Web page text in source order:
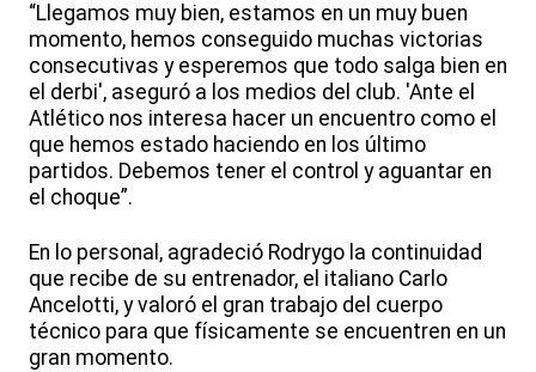
“Llegamos muy bien, estamos en un muy buen
momento, hemos conseguido muchas victorias
consecutivas y esperemos que todo salga bien en
el derbi', aseguró a los medios del club. 'Ante el
Atlético nos interesa hacer un encuentro como el
que hemos estado haciendo en los último
partidos. Debemos tener el control y aguantar en
el choque”.
En lo personal, agradeció Rodrygo la continuidad
que recibe de su entrenador, el italiano Carlo
Ancelotti, y valoró el gran trabajo del cuerpo
técnico para que físicamente se encuentren en un
gran momento.